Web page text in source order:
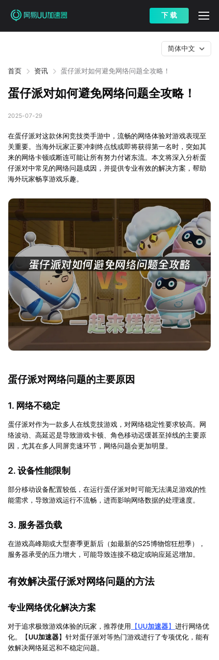
下 载
首页 资讯 蛋仔派对如何避免网络问题全攻略！
简体中文
蛋仔派对如何避免网络问题全攻略！
2025-07-29
在蛋仔派对这款休闲竞技类手游中，流畅的网络体验对游戏表现至
关重要。当海外玩家正要冲刺终点线或即将获得第一名时，突如其
来的网络卡顿或断连可能让所有努力付诸东流。本文将深入分析蛋
仔派对中常见的网络问题成因，并提供专业有效的解决方案，帮助
海外玩家畅享游戏乐趣。
蛋仔派对网络问题的主要原因
1. 网络不稳定
蛋仔派对作为一款多人在线竞技游戏，对网络稳定性要求较高。网
络波动、高延迟是导致游戏卡顿、角色移动迟缓甚至掉线的主要原
因，尤其在多人同屏竞速环节，网络问题会更加明显。
2. 设备性能限制
部分移动设备配置较低，在运行蛋仔派对时可能无法满足游戏的性
能需求，导致游戏运行不流畅，进而影响网络数据的处理速度。
3. 服务器负载
在游戏高峰期或大型赛季更新后（如最新的S25博物馆狂想季），
服务器承受的压力增大，可能导致连接不稳定或响应延迟增加。
有效解决蛋仔派对网络问题的方法
专业网络优化解决方案
对于追求极致游戏体验的玩家，推荐使用 【UU加速器】 进行网络优
化。【UU加速器】针对蛋仔派对等热门游戏进行了专项优化，能有
效解决网络延迟和不稳定问题。